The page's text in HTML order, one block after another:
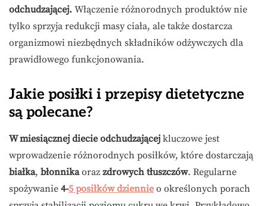
odchudzającej. Włączenie różnorodnych produktów nie
tylko sprzyja redukcji masy ciała, ale także dostarcza
organizmowi niezbędnych składników odżywczych dla
prawidłowego funkcjonowania.
Jakie posiłki i przepisy dietetyczne
są polecane?
W miesiącznej diecie odchudzającej kluczowe jest
wprowadzenie różnorodnych posiłków, które dostarczają
białka, błonnikaoraz zdrowych tłuszczów. Regularne
spożywanie 4-5 posiłków dziennie o określonych porach